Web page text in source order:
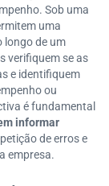
Sob uma
uma
longo de um
verifiquem se as
e identifiquem
ou
é fundamental
informar
de erros e
empresa.